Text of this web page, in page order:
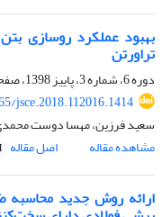
بهبود عملکرد روسازی
تراورتن
دوره 6، شماره 3، پاییز 1398، صفحه
jsce.2018.112016.1414
سعید فرزین، مهسا دوست
مشاهده مقاله
اصل مقاله
ارائه روش جدید